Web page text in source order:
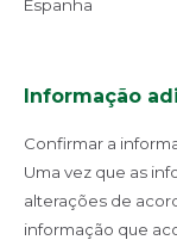
Espanha
Informação
Confirmar a
Uma vez que as
alterações de
informação que